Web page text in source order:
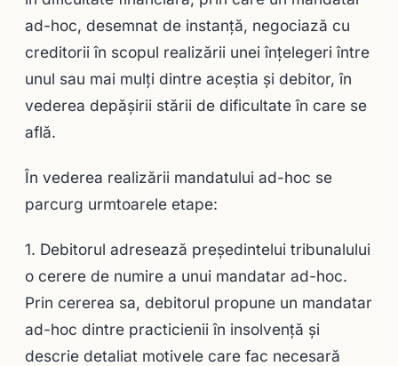
ad-hoc, desemnat de instanţă, negociază cu
creditorii în scopul realizării unei înţelegeri între
unul sau mai mulţi dintre aceştia şi debitor, în
vederea depăşirii stării de dificultate în care se
află.
În vederea realizării mandatului ad-hoc se
parcurg urmtoarele etape:
1. Debitorul adresează preşedintelui tribunalului
o cerere de numire a unui mandatar ad-hoc.
Prin cererea sa, debitorul propune un mandatar
ad-hoc dintre practicienii în insolvenţă și
descrie detaliat motivele care fac necesară